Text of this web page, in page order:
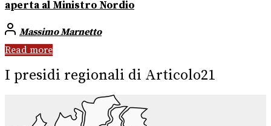
aperta al Ministro Nordio
Massimo Marnetto
Read more
I presidi regionali di Articolo21